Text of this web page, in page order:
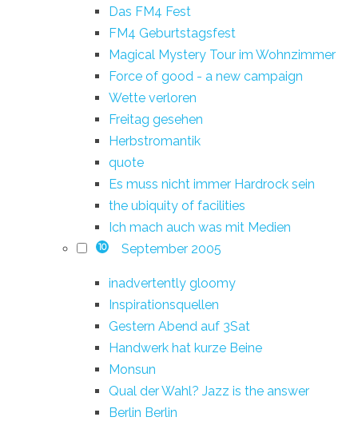
Das FM4 Fest
FM4 Geburtstagsfest
Magical Mystery Tour im Wohnzimmer
Force of good - a new campaign
Wette verloren
Freitag gesehen
Herbstromantik
quote
Es muss nicht immer Hardrock sein
the ubiquity of facilities
Ich mach auch was mit Medien
10 September 2005
inadvertently gloomy
Inspirationsquellen
Gestern Abend auf 3Sat
Handwerk hat kurze Beine
Monsun
Qual der Wahl? Jazz is the answer
Berlin Berlin